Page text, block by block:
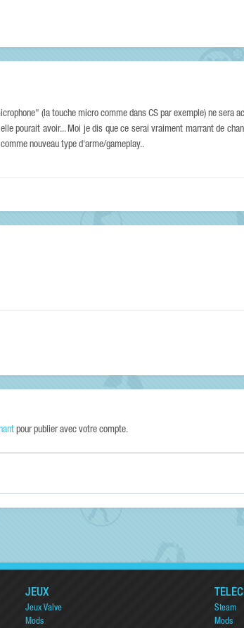
(la touche micro comme dans CS par exemple) ne sera
pourait avoir... Moi je dis que ce serai vraiment marrant de
nouveau type d'arme/gameplay..
pour publier avec votre compte.
JEUX
Jeux Valve
Mods
Steam
Mods